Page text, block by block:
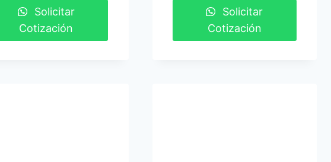
Solicitar
Cotización
Solicitar
Cotización